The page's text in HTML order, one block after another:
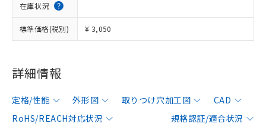
在庫状況
標準価格(税別) ¥ 3,050
詳細情報
定格/性能 外形図 取りつけ穴加工図
CAD
RoHS/REACH対応状況
規格認証/適合状況